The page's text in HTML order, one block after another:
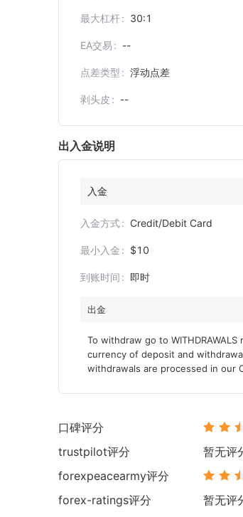
最大杠杆 30:1
EA交易 --
点差类型 浮动点差
剥头皮 --
出入金说明
入金
入金方式 Credit/Debit Card
最小入金 $10
到账时间 即时
出金
To withdraw go to
currency of deposit and
withdrawals are processed in our
口碑评分
trustpilot评分
暂无评
forexpeacearmy评分
forex-ratings评分 暂无评